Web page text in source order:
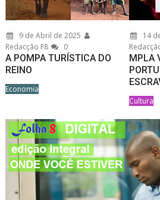
9 de Abril de 2025
Redacção F8
0
A POMPA TURÍSTICA DO
REINO
Economia
14
MPLA
Cultura